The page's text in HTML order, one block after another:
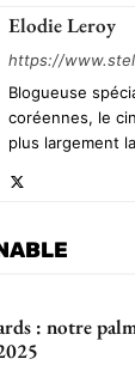
Elodie Leroy
https://
Blogueuse
coréennes, le
plus largement
: notre